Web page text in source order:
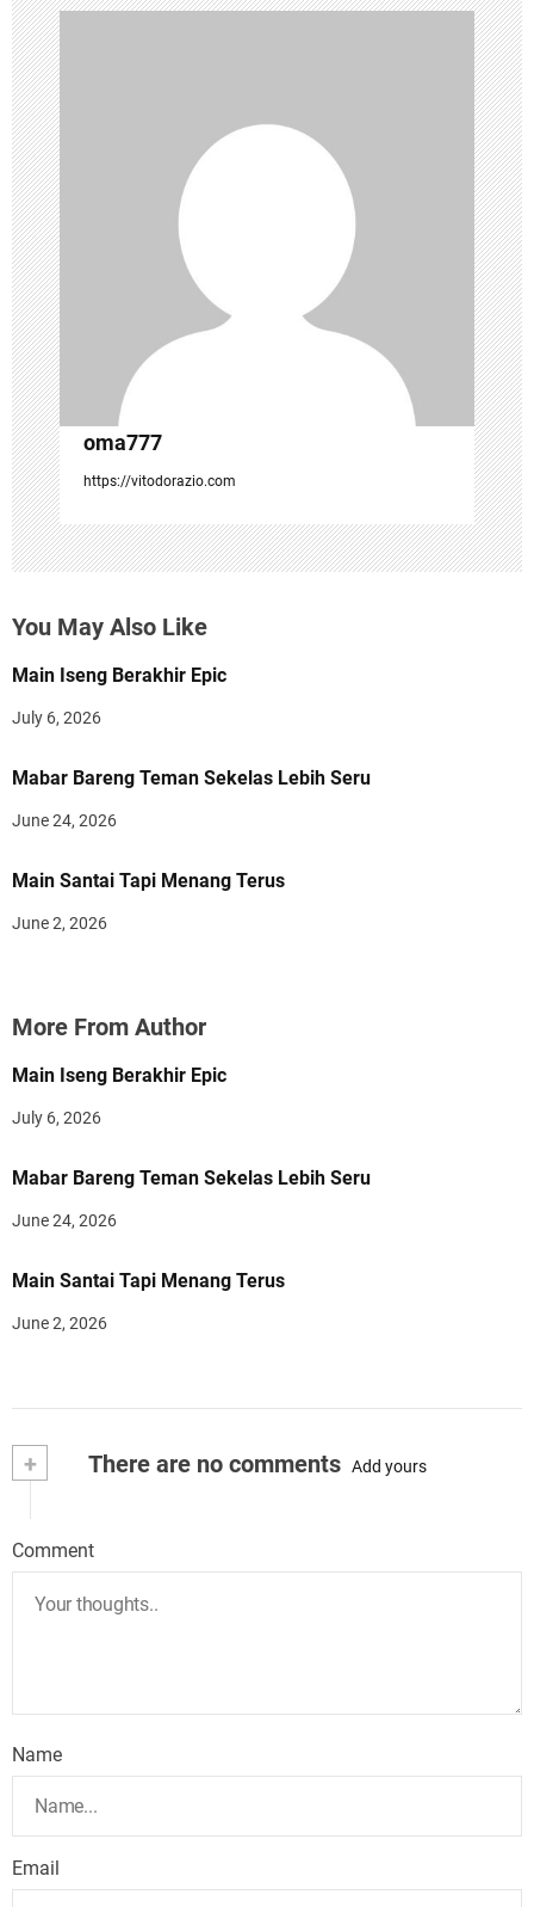
v
i
g
a
t
i
o
n
oma777
https://vitodorazio.com
You May Also Like
Main Iseng Berakhir Epic
July 6, 2026
Mabar Bareng Teman Sekelas Lebih Seru
June 24, 2026
Main Santai Tapi Menang Terus
June 2, 2026
More From Author
Main Iseng Berakhir Epic
July 6, 2026
Mabar Bareng Teman Sekelas Lebih Seru
June 24, 2026
Main Santai Tapi Menang Terus
June 2, 2026
+ There are no comments Add yours
Comment
Name
Email